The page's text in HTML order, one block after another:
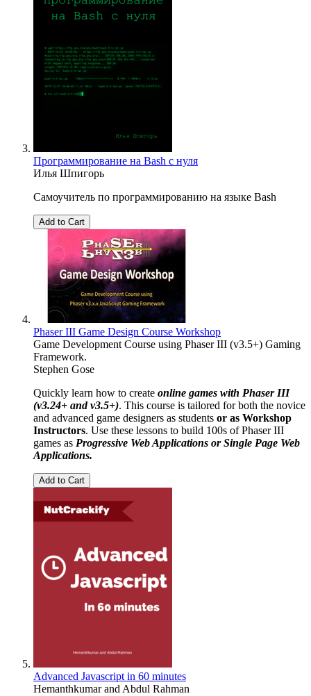
Программирование на Bash с нуля
Илья Шпигорь
Самоучитель по программированию на языке Bash
Add to Cart
Phaser III Game Design Course Workshop
Game Development Course using Phaser III (v3.5+) Gaming
Framework.
Stephen Gose
Quickly learn how to create online games with Phaser III
(v3.24+ and v3.5+). This course is tailored for both the novice
and advanced game designers as students or as Workshop
Instructors. Use these lessons to build 100s of Phaser III
games as Progressive Web Applications or Single Page Web
Applications.
Add to Cart
Advanced Javascript in 60 minutes
Hemanthkumar and Abdul Rahman